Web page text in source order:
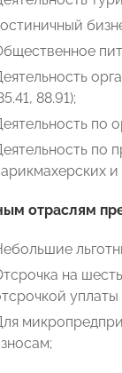
88.91);
по
по
отраслям
на